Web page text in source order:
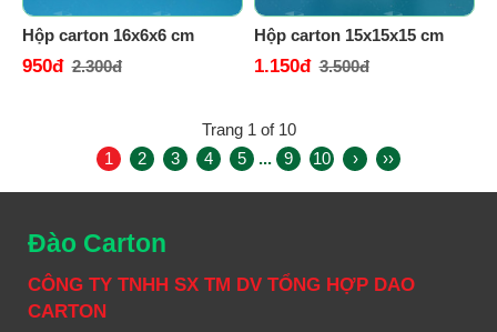
Hộp carton 16x6x6 cm
950đ 2.300đ
Hộp carton 15x15x15 cm
1.150đ 3.500đ
Trang 1 of 10
1
2 3 4 5 ... 9 10 › ››
Đào Carton
CÔNG TY TNHH SX TM DV TỔNG HỢP DAO
CARTON